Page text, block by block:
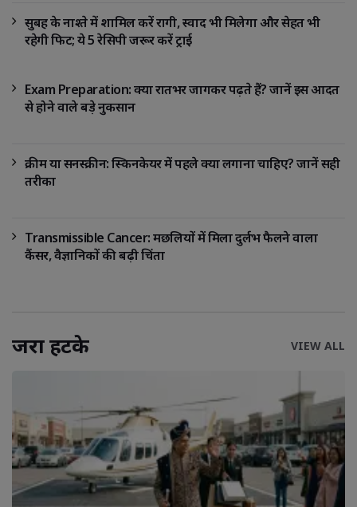
सुबह के नाश्ते में शामिल करें रागी, स्वाद भी मिलेगा और सेहत भी
रहेगी फिट; ये 5 रेसिपी जरूर करें ट्राई
Exam Preparation: क्या रातभर जागकर पढ़ते हैं? जानें इस आदत
से होने वाले बड़े नुकसान
क्रीम या सनस्क्रीन: स्किनकेयर में पहले क्या लगाना चाहिए? जानें सही
तरीका
Transmissible Cancer: मछलियों में मिला दुर्लभ फैलने वाला
कैंसर, वैज्ञानिकों की बढ़ी चिंता
जरा हटके VIEW ALL